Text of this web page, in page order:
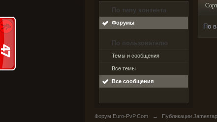
По типу контента
Форумы
По пользователю
Темы и сообщения
Все темы
Все сообщения
По
Форум Euro-PvP.Com → Публикации Jamesrap